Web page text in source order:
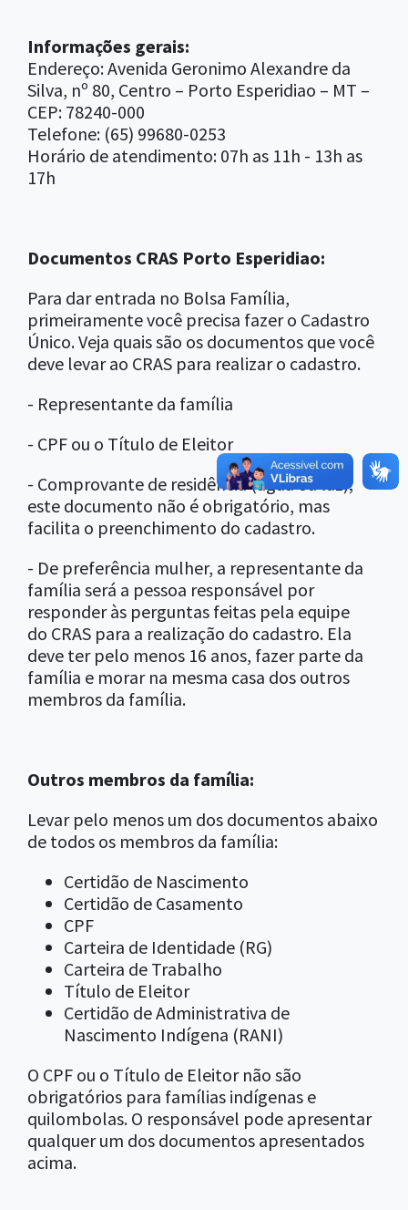
Informações gerais:
Endereço: Avenida Geronimo Alexandre da
Silva, nº 80, Centro – Porto Esperidiao – MT –
CEP: 78240-000
Telefone: (65) 99680-0253
Horário de atendimento: 07h as 11h - 13h as
17h
Documentos CRAS Porto Esperidiao:
Para dar entrada no Bolsa Família,
primeiramente você precisa fazer o Cadastro
Único. Veja quais são os documentos que você
deve levar ao CRAS para realizar o cadastro.
- Representante da família
- CPF ou o Título de Eleitor
- Comprovante de residência (água ou luz);
este documento não é obrigatório, mas
facilita o preenchimento do cadastro.
- De preferência mulher, a representante da
família será a pessoa responsável por
responder às perguntas feitas pela equipe
do CRAS para a realização do cadastro. Ela
deve ter pelo menos 16 anos, fazer parte da
família e morar na mesma casa dos outros
membros da família.
Outros membros da família:
Levar pelo menos um dos documentos abaixo
de todos os membros da família:
Certidão de Nascimento
Certidão de Casamento
CPF
Carteira de Identidade (RG)
Carteira de Trabalho
Título de Eleitor
Certidão de Administrativa de
Nascimento Indígena (RANI)
O CPF ou o Título de Eleitor não são
obrigatórios para famílias indígenas e
quilombolas. O responsável pode apresentar
qualquer um dos documentos apresentados
acima.